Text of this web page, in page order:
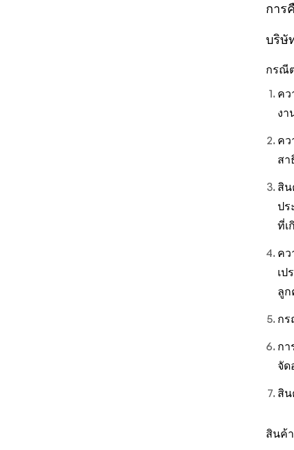
การ
บริษั
กรณี
คว
งา
คว
สา
สิน
ปร
ที่เ
คว
เป
ลูก
ก
กา
จัด
สิ
สินค้